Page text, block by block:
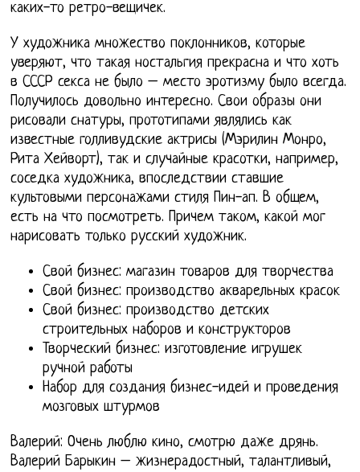
каких-то ретро-вещичек.
У художника множество поклонников, которые
уверяют, что такая ностальгия прекрасна и что хоть
в СССР секса не было – место эротизму было всегда.
Получилось довольно интересно. Свои образы они
рисовали снатуры, прототипами являлись как
известные голливудские актрисы (Мэрилин Монро,
Рита Хейворт), так и случайные красотки, например,
соседка художника, впоследствии ставшие
культовыми персонажами стиля Пин-ап. В общем,
есть на что посмотреть. Причем таком, какой мог
нарисовать только русский художник.
Свой бизнес: магазин товаров для творчества
Свой бизнес: производство акварельных красок
Свой бизнес: производство детских
строительных наборов и конструкторов
Творческий бизнес: изготовление игрушек
ручной работы
Набор для создания бизнес-идей и проведения
мозговых штурмов
Валерий: Очень люблю кино, смотрю даже дрянь.
Валерий Барыкин – жизнерадостный, талантливый,